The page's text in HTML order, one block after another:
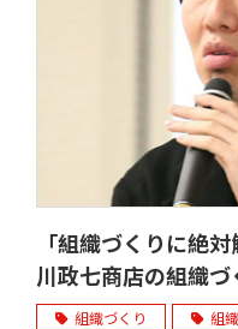
「組織づくりに絶
川政七商店の組織づ
組織づくり 組